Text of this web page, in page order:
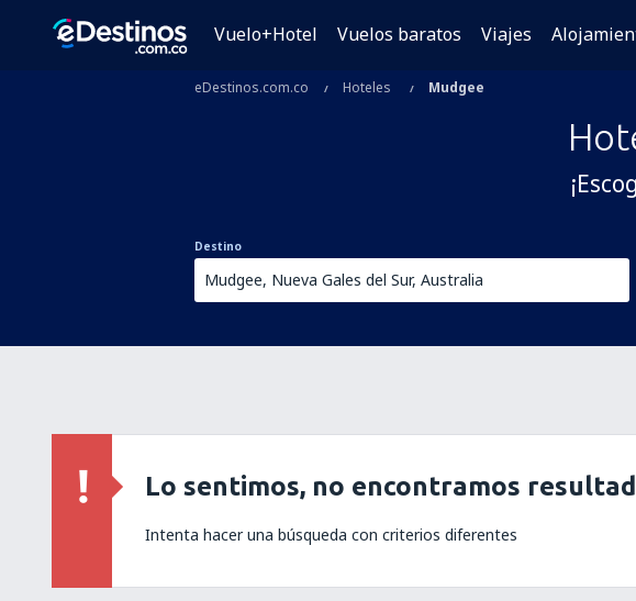
Vuelo+Hotel Vuelos baratos Viajes
eDestinos.com.co Hoteles Mudgee
Destino
Lo sentimos, no encontramos
Intenta hacer una búsqueda con criterios diferentes